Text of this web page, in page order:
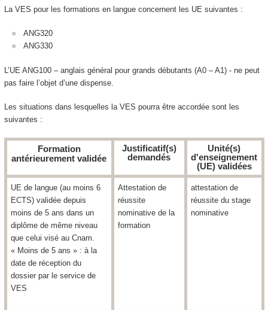
La VES pour les formations en langue concernent les UE suivantes :
ANG320
ANG330
L’UE ANG100 – anglais général pour grands débutants (A0 – A1) - ne peut
pas faire l’objet d’une dispense.
Les situations dans lesquelles la VES pourra être accordée sont les
suivantes :
Formation
antérieurement validée
Justificatif(s)
demandés
Unité(s)
d'enseignement
(UE) validées
UE de langue (au moins 6
ECTS) validée depuis
moins de 5 ans dans un
diplôme de même niveau
que celui visé au Cnam.
« Moins de 5 ans » : à la
date de réception du
dossier par le service de
VES
Attestation de
réussite
nominative de la
formation
attestation de
réussite du stage
nominative